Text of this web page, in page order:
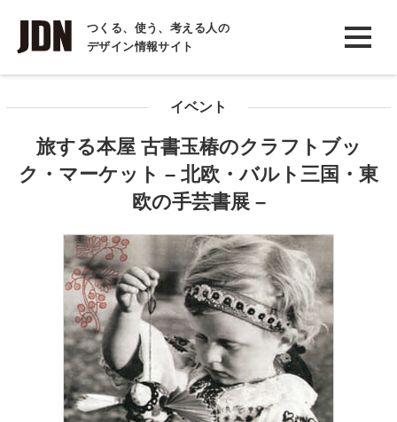
つくる、使う、考える人の
デザイン情報サイト
INTERVIEW
インタビュー
COLUMN
イベント
旅する本屋 古書玉椿のクラフトブッ
ク・マーケット – 北欧・バルト三国・東
欧の手芸書展 –